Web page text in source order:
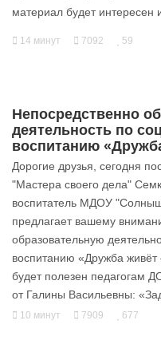
материал будет интересен
14 минут 7092 59
Непосредственно
деятельность по
воспитанию
Дорогие друзья, сегодня
"Мастера своего дела"
воспитатель МДОУ
предлагает вашему
образовательную
воспитанию «Дружба
будет полезен педагогам
от Галины Васильевны:
10 минут 7909 677